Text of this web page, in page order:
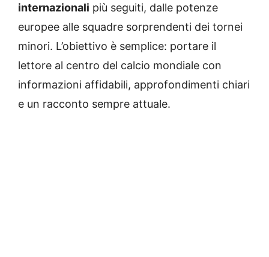
internazionali più seguiti, dalle potenze
europee alle squadre sorprendenti dei tornei
minori. L’obiettivo è semplice: portare il
lettore al centro del calcio mondiale con
informazioni affidabili, approfondimenti chiari
e un racconto sempre attuale.